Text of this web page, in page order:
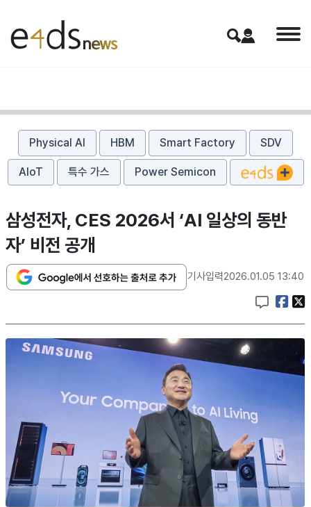
Physical AI HBM Smart Factory SDV
AIoT 특수 가스 Power Semicon
삼성전자, CES 2026서 ‘AI 일상의 동반
자’ 비전 공개
기사입력2026.01.05 13:40